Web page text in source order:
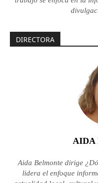
DIRECTORA
AIDA
Aida Belmonte dirige
lidera el enfoque